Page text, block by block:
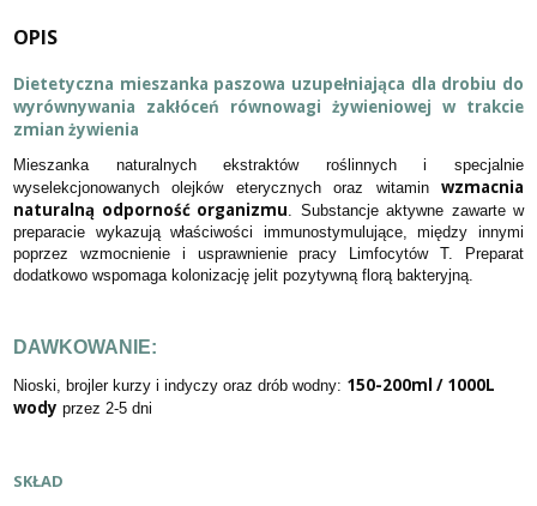
OPIS
Dietetyczna mieszanka paszowa uzupełniająca dla drobiu do
wyrównywania zakłóceń równowagi żywieniowej w trakcie
zmian żywienia
Mieszanka naturalnych ekstraktów roślinnych i specjalnie
wyselekcjonowanych olejków eterycznych oraz witamin wzmacnia
naturalną odporność organizmu. Substancje aktywne zawarte w
preparacie wykazują właściwości immunostymulujące, między innymi
poprzez wzmocnienie i usprawnienie pracy Limfocytów T. Preparat
dodatkowo wspomaga kolonizację jelit pozytywną florą bakteryjną.
DAWKOWANIE:
Nioski, brojler kurzy i indyczy oraz drób wodny: 150-200ml / 1000L
wody przez 2-5 dni
SKŁAD